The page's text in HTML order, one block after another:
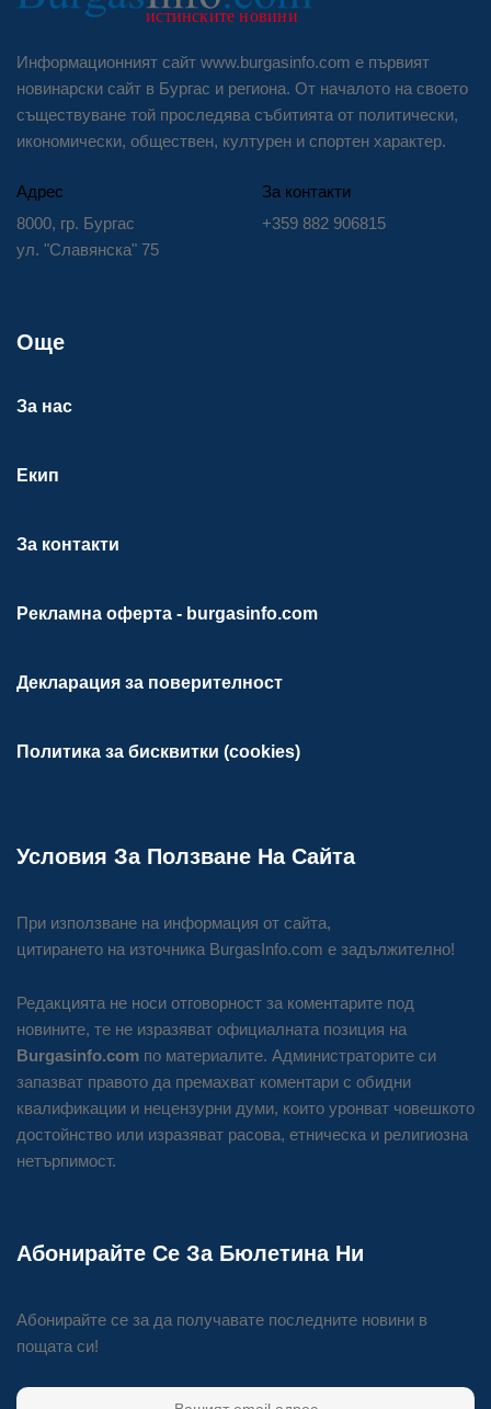
Информационният сайт www.burgasinfo.com е първият
новинарски сайт в Бургас и региона. От началото на своето
съществуване той проследява събитията от политически,
икономически, обществен, културен и спортен характер.
Адрес
8000, гр. Бургас
ул. "Славянска" 75
За контакти
+359 882 906815
Още
За нас
Екип
За контакти
Рекламна оферта - burgasinfo.com
Декларация за поверителност
Политика за бисквитки (cookies)
Условия За Ползване На Сайта
При използване на информация от сайта,
цитирането на източника BurgasInfo.com е задължително!
Редакцията не носи отговорност за коментарите под
новините, те не изразяват официалната позиция на
Burgasinfo.com по материалите. Администраторите си
запазват правото да премахват коментари с обидни
квалификации и нецензурни думи, които уронват човешкото
достойнство или изразяват расова, етническа и религиозна
нетърпимост.
Абонирайте Се За Бюлетина Ни
Абонирайте се за да получавате последните новини в
пощата си!